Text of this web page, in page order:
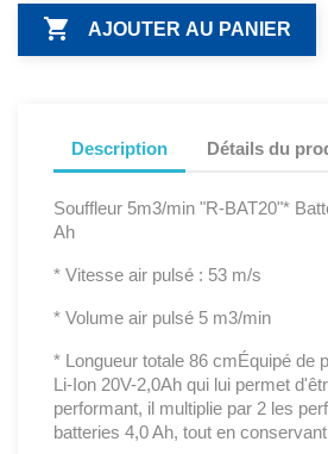
 AJOUTER AU PANIER
Description Détails du
Souffleur 5m3/min "R-BAT20"*
Ah
* Vitesse air pulsé : 53 m/s
* Volume air pulsé 5 m3/min
* Longueur totale 86 cmÉquipé de
Li-Ion 20V-2,0Ah qui lui permet
performant, il multiplie par 2 les
batteries 4,0 Ah, tout en